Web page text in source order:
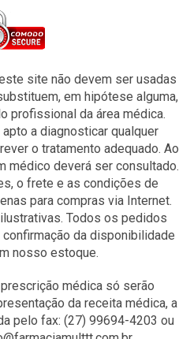
site não devem ser usadas
em hipótese alguma,
profissional da área médica.
a diagnosticar qualquer
o tratamento adequado. Ao
médico deverá ser consultado.
o frete e as condições de
para compras via Internet.
Todos os pedidos
da disponibilidade
nosso estoque.
médica só serão
da receita médica, a
pelo fax: (27) 99694-4203 ou